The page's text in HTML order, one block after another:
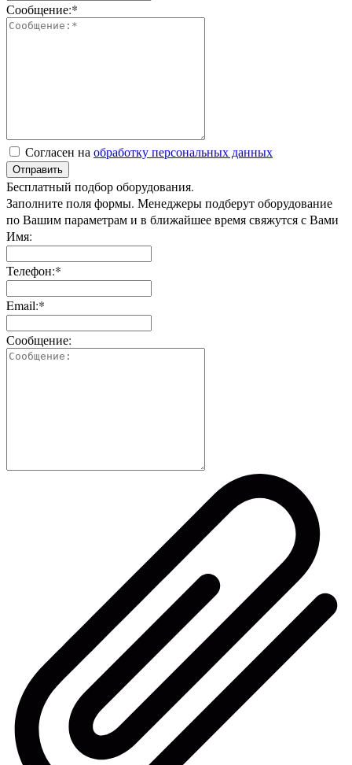
Сообщение:*
Согласен на обработку персональных данных
Отправить
Бесплатный подбор оборудования.
Заполните поля формы. Менеджеры подберут оборудование
по Вашим параметрам и в ближайшее время свяжутся с Вами
Имя:
Телефон:*
Email:*
Сообщение: